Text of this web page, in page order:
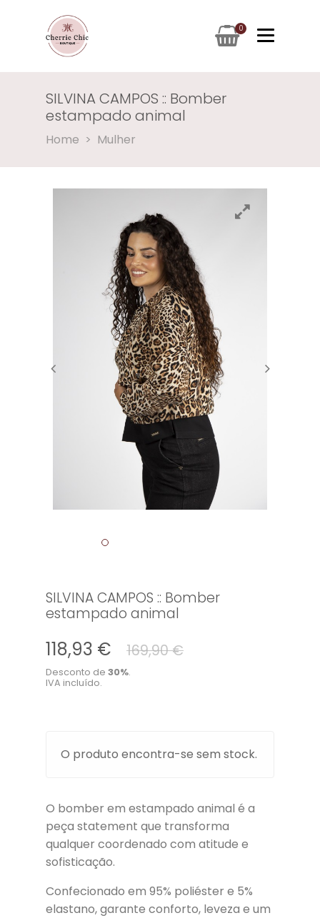
0
SILVINA CAMPOS :: Bomber
estampado animal
Home Mulher
SILVINA CAMPOS :: Bomber
estampado animal
118,93 € 169,90 €
Desconto de 30%.
IVA incluído.
O produto encontra-se sem stock.
O bomber em estampado animal é a
peça statement que transforma
qualquer coordenado com atitude e
sofisticação.
Confecionado em 95% poliéster e 5%
elastano, garante conforto, leveza e um